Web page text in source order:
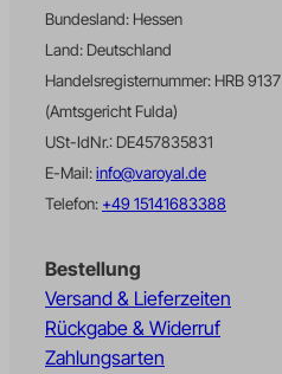
Bundesland: Hessen
Land: Deutschland
Handelsregisternummer: HRB 9137
(Amtsgericht Fulda)
USt-IdNr.: DE457835831
E-Mail:info@varoyal.de
Telefon: +49 15141683388
Bestellung
Versand & Lieferzeiten
Rückgabe & Widerruf
Zahlungsarten
wffn_utm_content_last
wffn_utm_medium_last
wffn_utm_source_last
wpc*
X-MC-Endpoint-ID
www.google.pl
www.googletagmanager.com